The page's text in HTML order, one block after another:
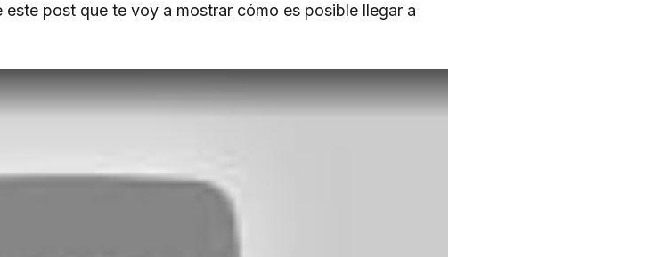
post que te voy a mostrar cómo es posible llegar a